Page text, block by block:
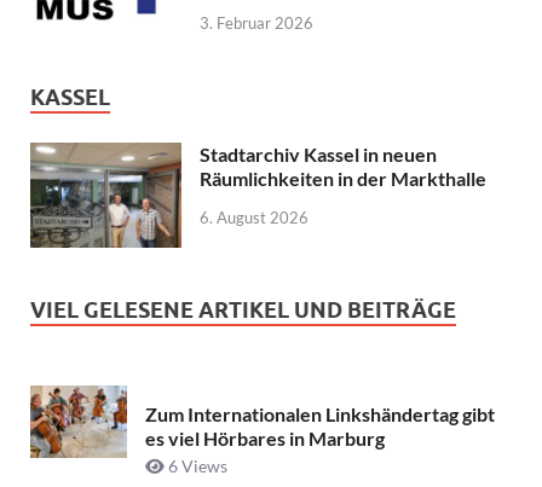
3. Februar 2026
KASSEL
Stadtarchiv Kassel in neuen
Räumlichkeiten in der Markthalle
6. August 2026
VIEL GELESENE ARTIKEL UND BEITRÄGE
Zum Internationalen Linkshändertag gibt
es viel Hörbares in Marburg
6 Views